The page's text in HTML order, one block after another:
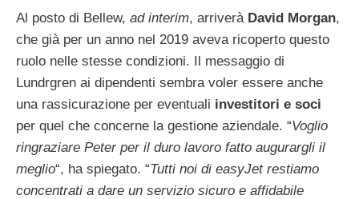
Al posto di Bellew, ad interim, arriverà David Morgan,
che già per un anno nel 2019 aveva ricoperto questo
ruolo nelle stesse condizioni. Il messaggio di
Lundrgren ai dipendenti sembra voler essere anche
una rassicurazione per eventuali investitori e soci
per quel che concerne la gestione aziendale. “Voglio
ringraziare Peter per il duro lavoro fatto augurargli il
meglio“, ha spiegato. “Tutti noi di easyJet restiamo
concentrati a dare un servizio sicuro e affidabile